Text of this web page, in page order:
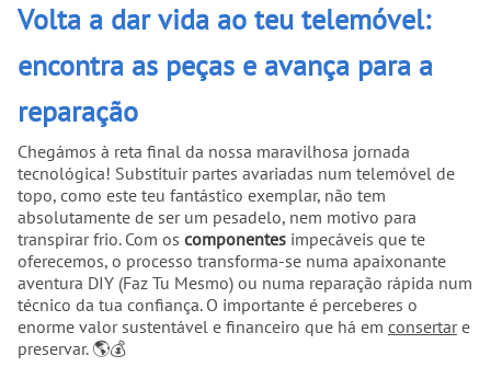
Volta a dar vida ao teu telemóvel:
encontra as peças e avança para a
reparação
Chegámos à reta final da nossa maravilhosa jornada
tecnológica! Substituir partes avariadas num telemóvel de
topo, como este teu fantástico exemplar, não tem
absolutamente de ser um pesadelo, nem motivo para
transpirar frio. Com os componentes impecáveis que te
oferecemos, o processo transforma-se numa apaixonante
aventura DIY (Faz Tu Mesmo) ou numa reparação rápida num
técnico da tua confiança. O importante é perceberes o
enorme valor sustentável e financeiro que há em consertare
preservar. 🌎💰